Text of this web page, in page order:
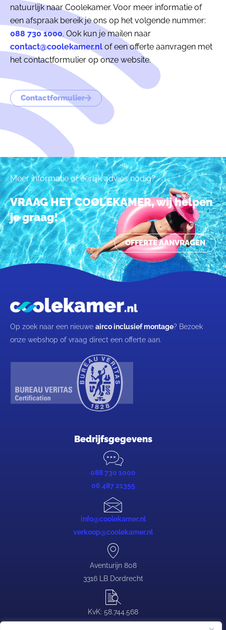
natuurlijk naar Coolekamer. Voor meer informatie of
een afspraak bereik je ons op het volgende nummer:
088 730 1000. Ook kun je mailen naar
contact@coolekamer.nl of een offerte aanvragen met
het contactformulier op onze website.
Contactformulier
Meer informatie of eerlijk advies nodig?
VRAAG HET COOLEKAMER, wij helpen
je graag!
OFFERTE AANVRAGEN
Op zoek naar een nieuwe airco inclusief montage? Bezoek
onze webshop of vraag direct een offerte aan.
Bedrijfsgegevens
088 730 1000
06 487 21355
info@coolekamer.nl
verkoop@coolekamer.nl
Aventurijn 808
3316 LB Dordrecht
KvK: 58.744.568